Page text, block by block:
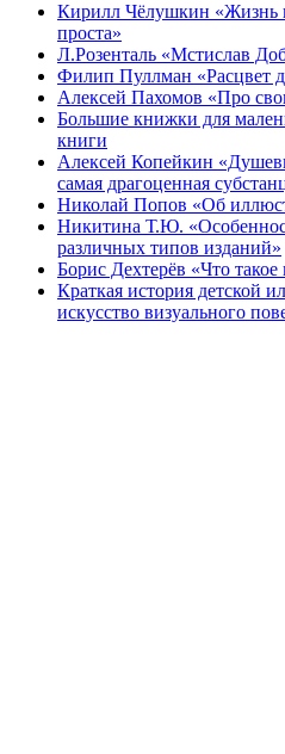
Кирилл Чёлушкин «Жизнь
проста»
Л.Розенталь «Мстислав
Филип Пуллман «Расцвет
Алексей Пахомов «Про
Большие книжки для
книги
Алексей Копейкин
самая драгоценная
Николай Попов «Об
Никитина Т.Ю.
различных типов изданий»
Борис Дехтерёв «Что
Краткая история детской
искусство визуального